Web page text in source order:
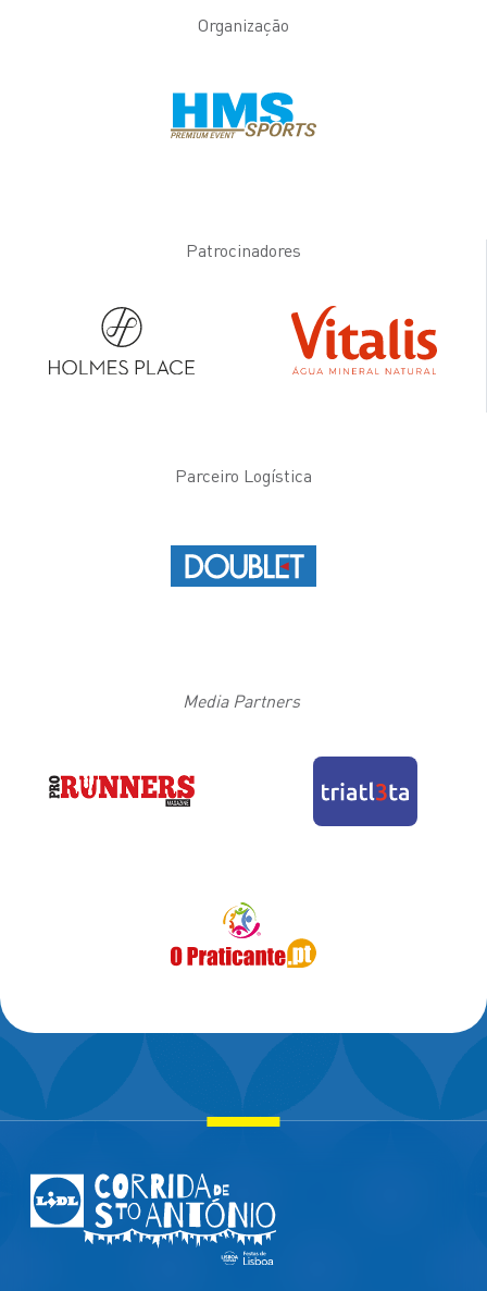
Organização
Patrocinadores
Parceiro Logística
Media Partners